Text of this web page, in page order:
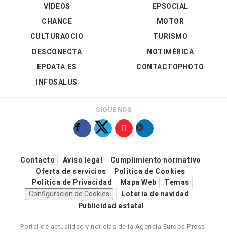
VÍDEOS
EPSOCIAL
CHANCE
CULTURAOCIO
DESCONECTA
EPDATA.ES
INFOSALUS
MOTOR
TURISMO
NOTIMÉRICA
CONTACTOPHOTO
SÍGUENOS
Contacto Aviso legal
Cumplimiento normativo
Oferta de servicios
Política de Cookies
Política de Privacidad
Mapa Web
Temas
Configuración de Cookies
Loteria de navidad
Publicidad estatal
Portal de actualidad y noticias de la Agencia Europa Press.